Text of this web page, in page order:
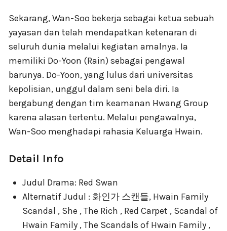
Sekarang, Wan-Soo bekerja sebagai ketua sebuah
yayasan dan telah mendapatkan ketenaran di
seluruh dunia melalui kegiatan amalnya. Ia
memiliki Do-Yoon (Rain) sebagai pengawal
barunya. Do-Yoon, yang lulus dari universitas
kepolisian, unggul dalam seni bela diri. Ia
bergabung dengan tim keamanan Hwang Group
karena alasan tertentu. Melalui pengawalnya,
Wan-Soo menghadapi rahasia Keluarga Hwain.
Detail Info
Judul Drama: Red Swan
Alternatif Judul : 화인가 스캔들, Hwain Family
Scandal , She , The Rich , Red Carpet , Scandal of
Hwain Family , The Scandals of Hwain Family ,